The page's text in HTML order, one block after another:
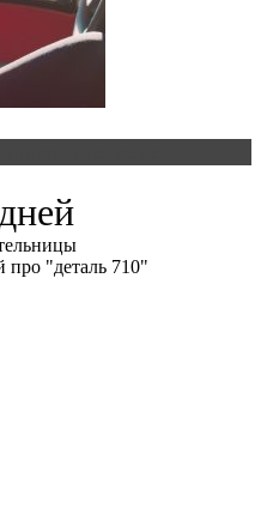
про "деталь 710"